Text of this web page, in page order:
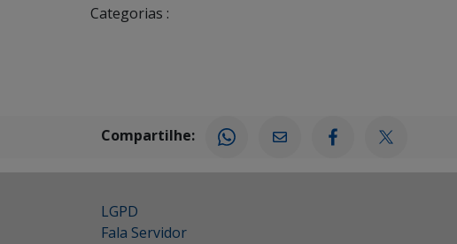
Categorias :
Compartilhe:
LGPD
Fala Servidor